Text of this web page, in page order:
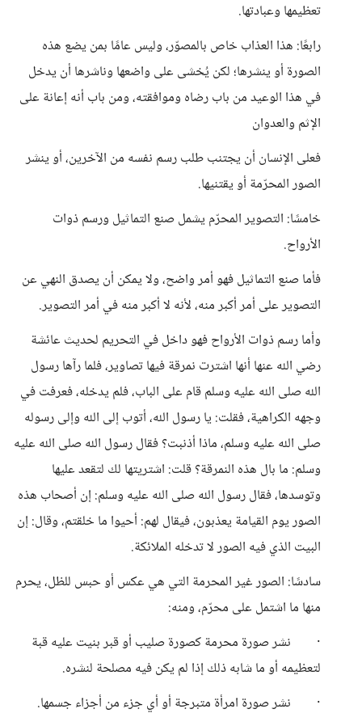
تعظيمها وعبادتها.
رابعًا: هذا العذاب خاص بالمصوّر، وليس عامًا بمن يضع هذه
الصورة أو ينشرها؛ لكن يُخشى على واضعها وناشرها أن يدخل
في هذا الوعيد من باب رضاه وموافقته، ومن باب أنه إعانة على
الإثم والعدوان
فعلى الإنسان أن يجتنب طلب رسم نفسه من الآخرين، أو ينشر
الصور المحرّمة أو يقتنيها.
خامسًا: التصوير المحرّم يشمل صنع التماثيل ورسم ذوات
الأرواح.
فأما صنع التماثيل فهو أمر واضح، ولا يمكن أن يصدق النهي عن
التصوير على أمر أكبر منه، لأنه لا أكبر منه في أمر التصوير.
وأما رسم ذوات الأرواح فهو داخل في التحريم لحديث عائشة
رضي الله عنها أنها اشترت نمرقة فيها تصاوير، فلما رآها رسول
الله صلى الله عليه وسلم قام على الباب، فلم يدخله، فعرفت في
وجهه الكراهية، فقلت: يا رسول الله، أتوب إلى الله وإلى رسوله
صلى الله عليه وسلم، ماذا أذنبت؟ فقال رسول الله صلى الله عليه
وسلم: ما بال هذه النمرقة؟ قلت: اشتريتها لك لتقعد عليها
وتوسدها، فقال رسول الله صلى الله عليه وسلم: إن أصحاب هذه
الصور يوم القيامة يعذبون، فيقال لهم: أحيوا ما خلقتم، وقال: إن
البيت الذي فيه الصور لا تدخله الملائكة.
سادسًا: الصور غير المحرمة التي هي عكس أو حبس للظل، يحرم
منها ما اشتمل على محرّم، ومنه:
· نشر صورة محرمة كصورة صليب أو قبر بنيت عليه قبة
لتعظيمه أو ما شابه ذلك إذا لم يكن فيه مصلحة لنشره.
· نشر صورة امرأة متبرجة أو أي جزء من أجزاء جسمها.